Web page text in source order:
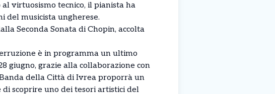
virtuosismo tecnico, il pianista ha
del musicista ungherese.
Seconda Sonata di Chopin, accolta
è in programma un ultimo
giugno, grazie alla collaborazione con
della Città di Ivrea proporrà un
scoprire uno dei tesori artistici del